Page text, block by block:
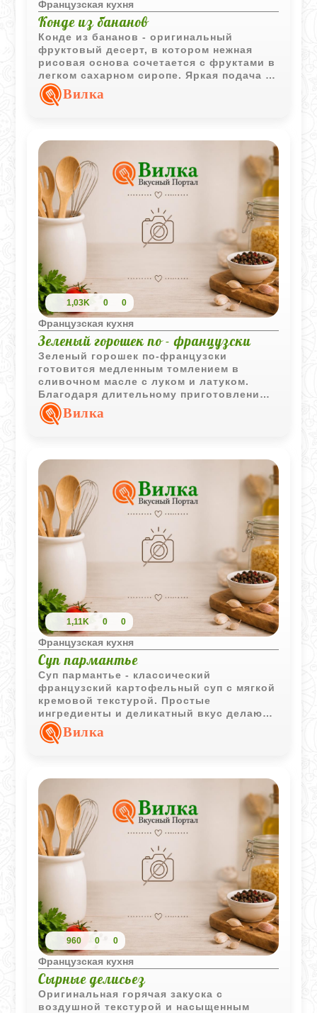
Французская кухня
Конде из бананов
Конде из бананов - оригинальный
фруктовый десерт, в котором нежная
рисовая основа сочетается с фруктами в
легком сахарном сиропе. Яркая подача и
разнообразие вкусов делают это блюдо
достойным украшением десертного
Вилка
1,03K 0 0
Французская кухня
Зеленый горошек по - французски
Зеленый горошек по-французски
готовится медленным томлением в
сливочном масле с луком и латуком.
Благодаря длительному приготовлению
овощи приобретают насыщенный вкус и
мягкую текстуру.
Вилка
1,11K 0 0
Французская кухня
Суп пармантье
Суп пармантье - классический
французский картофельный суп с мягкой
кремовой текстурой. Простые
ингредиенты и деликатный вкус делают
его отличным вариантом для уютного
домашнего обеда.
Вилка
960 0 0
Французская кухня
Сырные делисьез
Оригинальная горячая закуска с
воздушной текстурой и насыщенным